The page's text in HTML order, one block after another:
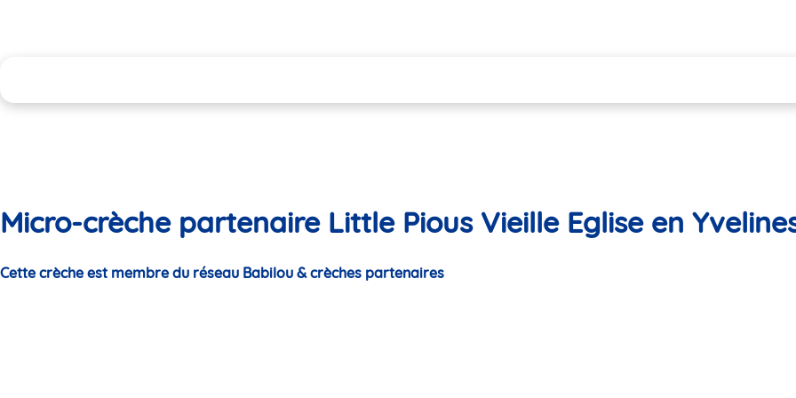
Micro-crèche partenaire Little Pious Vieille Eglise en
Cette crèche est membre du réseau Babilou & crèches partenaires